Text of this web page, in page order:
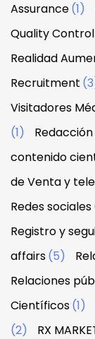
Assurance(1)
Quality Control
Realidad
Recruitment
Visitadores
(1)
contenido
de Venta y
Redes sociales
Registro y
affairs(5)
Relaciones
Científicos(1)
(2)
RX